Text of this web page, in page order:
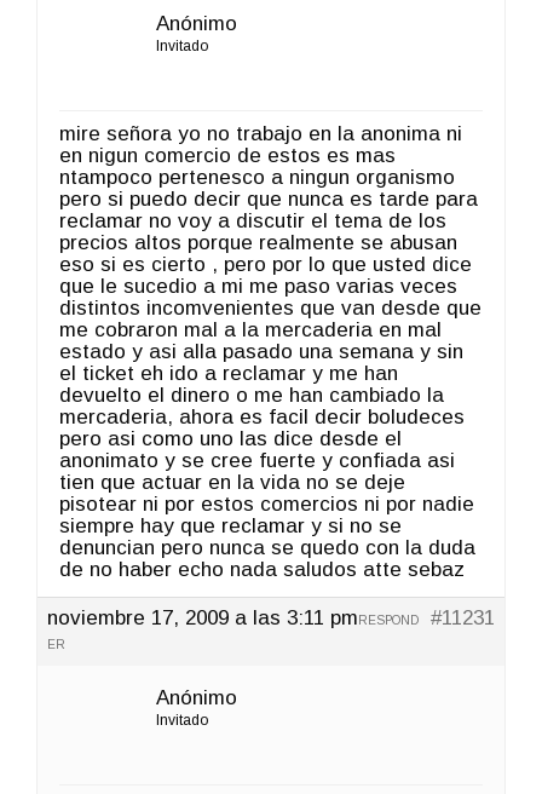
Anónimo
Invitado
mire señora yo no trabajo en la anonima ni
en nigun comercio de estos es mas
ntampoco pertenesco a ningun organismo
pero si puedo decir que nunca es tarde para
reclamar no voy a discutir el tema de los
precios altos porque realmente se abusan
eso si es cierto , pero por lo que usted dice
que le sucedio a mi me paso varias veces
distintos incomvenientes que van desde que
me cobraron mal a la mercaderia en mal
estado y asi alla pasado una semana y sin
el ticket eh ido a reclamar y me han
devuelto el dinero o me han cambiado la
mercaderia, ahora es facil decir boludeces
pero asi como uno las dice desde el
anonimato y se cree fuerte y confiada asi
tien que actuar en la vida no se deje
pisotear ni por estos comercios ni por nadie
siempre hay que reclamar y si no se
denuncian pero nunca se quedo con la duda
de no haber echo nada saludos atte sebaz
noviembre 17, 2009 a las 3:11 pm #11231
RESPOND
ER
Anónimo
Invitado